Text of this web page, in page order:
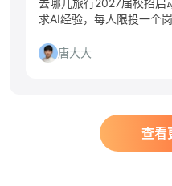
去哪儿旅行2027届校招启
求AI经验，每人限投一个
唐大大
查看